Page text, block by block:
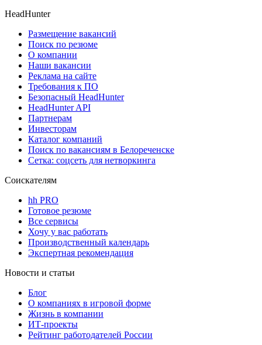
HeadHunter
Размещение вакансий
Поиск по резюме
О компании
Наши вакансии
Реклама на сайте
Требования к ПО
Безопасный HeadHunter
HeadHunter API
Партнерам
Инвесторам
Каталог компаний
Поиск по вакансиям в Белореченске
Сетка: соцсеть для нетворкинга
Соискателям
hh PRO
Готовое резюме
Все сервисы
Хочу у вас работать
Производственный календарь
Экспертная рекомендация
Новости и статьи
Блог
О компаниях в игровой форме
Жизнь в компании
ИТ-проекты
Рейтинг работодателей России